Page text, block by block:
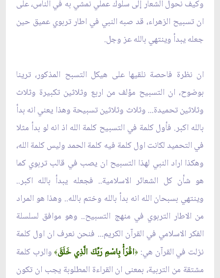
وكيف نحول الشعار إلى سلوك عملي نمشي به في الناس، على
ان تسبيح الزهراء، قد صبه النبي في اطار تربوي عميق حين
جعله يبدأ وينتهي بالله عز وجل.
ان نظرة فاحصة نلقيها على هيكل التسبح المذكور، ترينا
بوضوح، ان التسبيح مؤلف من اربع وثلاثين تكبيرة وثلاث
وثلاثين تحميدة... وثلاث وثلاثين تسبيحة وهذا يعني انه بدأ
بالله اكبر. فأول كلمة في التسبيح كلمة الله اذ انه لو بدأ مثلا
في التحميد لكانت اول كلمة فيه كلمة الحمد وليس كلمة الله،
وهكذا اراد النبي لهذا التسبيح ان يصب في قالب تربوي كما
هو شأن كل الشعائر الاسلامية.. فجعله يبدأ بالله اكبر..
وينتهي بسبحان الله انه بدأ بالله وختم بالله.. وهذا هو المراد
من الاطار التربوي في منهج التسبيح.. وهو موافق لسلسلة
الفكر الاسلامي في القرآن الكريم... فنحن نعرف ان اول كلمة
نزلت في القرآن هي: ﴿اقْرَأْ بِاسْمِ رَبِّكَ الَّذِي خَلَقَ﴾والرب كلمة
مشتقة من التربية، بمعنى ان القراءة المطلوبة يجب ان تكون